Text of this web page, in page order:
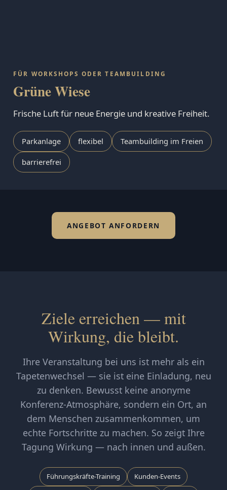
FÜR WORKSHOPS ODER TEAMBUILDING
Grüne Wiese
Frische Luft für neue Energie und kreative Freiheit.
Parkanlage flexibel Teambuilding im Freien
barrierefrei
ANGEBOT ANFORDERN
Ziele erreichen — mit
Wirkung, die bleibt.
Ihre Veranstaltung bei uns ist mehr als ein
Tapetenwechsel — sie ist eine Einladung, neu
zu denken. Bewusst keine anonyme
Konferenz-Atmosphäre, sondern ein Ort, an
dem Menschen zusammenkommen, um
echte Fortschritte zu machen. So zeigt Ihre
Tagung Wirkung — nach innen und außen.
Führungskräfte-Training Kunden-Events